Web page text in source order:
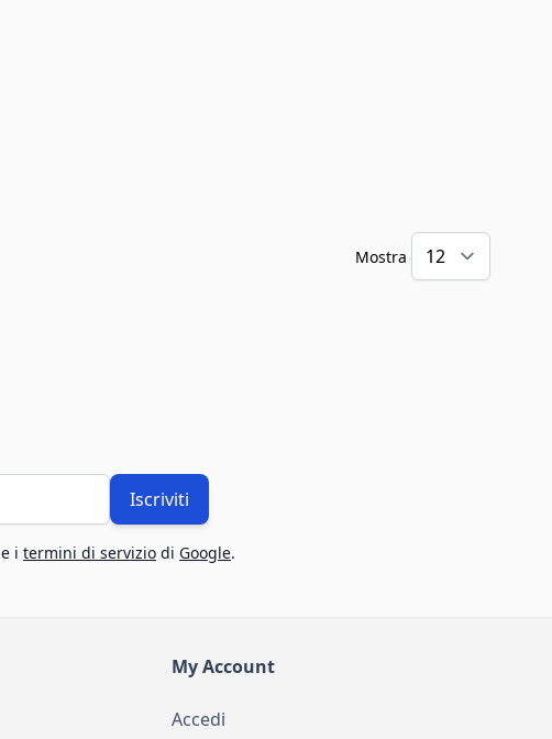
Mostra
Iscriviti
e i termini di servizio di Google.
My Account
Accedi